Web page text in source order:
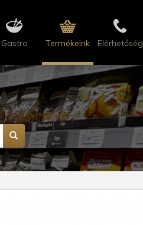
Gastro Termékeink Elérhetőség